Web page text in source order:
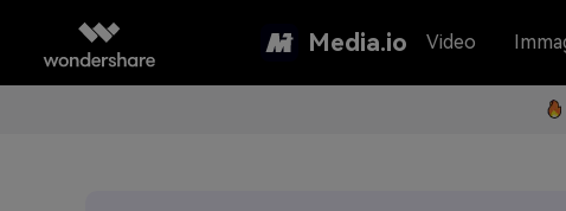
Media.io Video